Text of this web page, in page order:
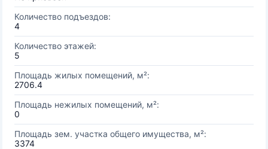
Количество подъездов:
4
Количество этажей:
5
Площадь жилых помещений, м²:
2706.4
Площадь нежилых помещений, м²:
0
Площадь зем. участка общего имущества, м²:
3374